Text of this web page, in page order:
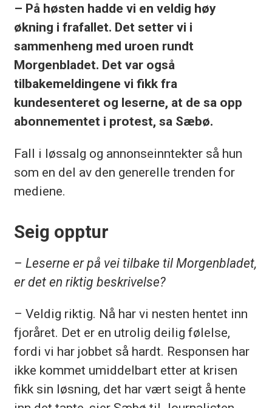
– På høsten hadde vi en veldig høy
økning i frafallet. Det setter vi i
sammenheng med uroen rundt
Morgenbladet. Det var også
tilbakemeldingene vi fikk fra
kundesenteret og leserne, at de sa opp
abonnementet i protest, sa Sæbø.
Fall i løssalg og annonseinntekter så hun
som en del av den generelle trenden for
mediene.
Seig opptur
– Leserne er på vei tilbake til Morgenbladet,
er det en riktig beskrivelse?
– Veldig riktig. Nå har vi nesten hentet inn
fjoråret. Det er en utrolig deilig følelse,
fordi vi har jobbet så hardt. Responsen har
ikke kommet umiddelbart etter at krisen
fikk sin løsning, det har vært seigt å hente